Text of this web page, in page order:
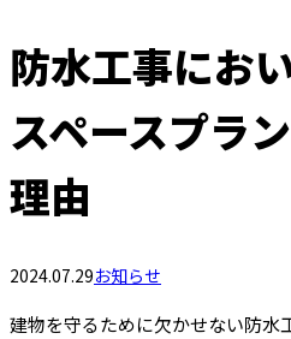
防水工事にお
スペースプラ
理由
2024.07.29お知らせ
建物を守るために欠かせない防水